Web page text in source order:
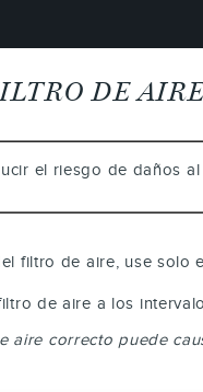
DE
el riesgo de daños
filtro de aire, use
de aire a los
aire correcto puede